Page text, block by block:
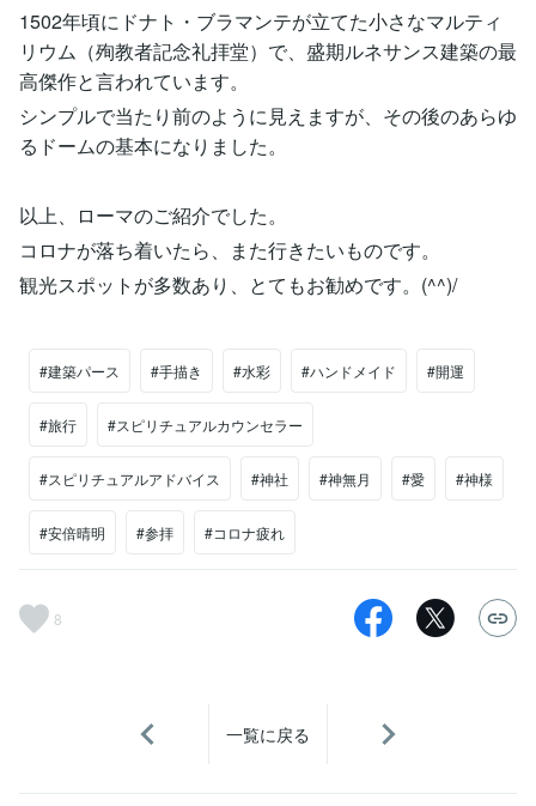
1502年頃にドナト・ブラマンテが立てた小さなマルティ
リウム（殉教者記念礼拝堂）で、盛期ルネサンス建築の最
高傑作と言われています。
シンプルで当たり前のように見えますが、その後のあらゆ
るドームの基本になりました。
以上、ローマのご紹介でした。
コロナが落ち着いたら、また行きたいものです。
観光スポットが多数あり、とてもお勧めです。(^^)/
#建築パース #手描き #水彩 #ハンドメイド #開運
#旅行 #スピリチュアルカウンセラー
#スピリチュアルアドバイス #神社 #神無月 #愛 #神様
#安倍晴明 #参拝 #コロナ疲れ
8
一覧に戻る